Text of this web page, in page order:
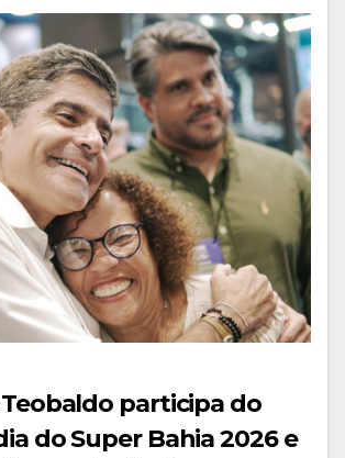
participa do
do Super Bahia 2026 e